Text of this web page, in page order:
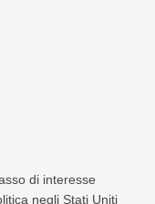
di interesse
negli Stati Uniti